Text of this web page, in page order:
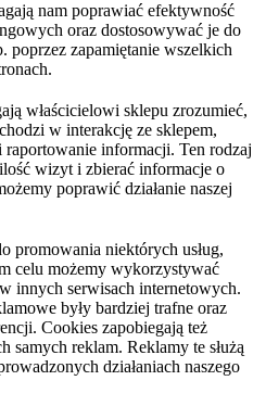
nam poprawiać efektywność
oraz dostosowywać je do
poprzez zapamiętanie wszelkich
właścicielowi sklepu zrozumieć,
w interakcję ze sklepem,
informacji. Ten rodzaj
wizyt i zbierać informacje o
poprawić działanie naszej
promowania niektórych usług,
celu możemy wykorzystywać
innych serwisach internetowych.
były bardziej trafne oraz
Cookies zapobiegają też
samych reklam. Reklamy te służą
działaniach naszego